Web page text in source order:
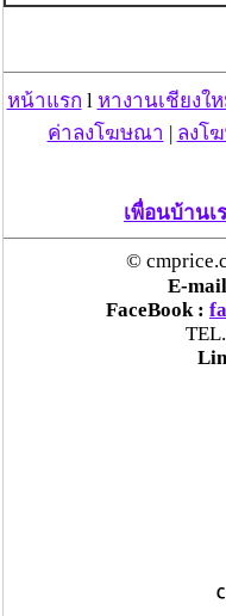
หน้าแรก l หางานเชียงใ
ค่าลงโฆษณา | ลงโ
เพื่อนบ้านเ
©
E-
FaceBook :